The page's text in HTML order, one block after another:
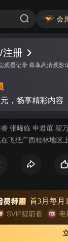
会
注册
观看记录 尊享高清观影
元，畅享精彩内容
讨论
刀锋
/2014/张洪睿领衔烧
张晞临 申君谊 翟
飞抵广西桂林地区
副团长廖志刚与政委
而身为共产党的人的
最终找到并破译了绝
谋，铲除了土匪帮派
首3月每月